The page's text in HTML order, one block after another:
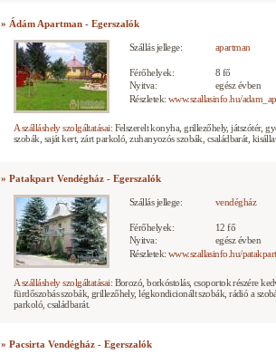
» Ádám Apartman - Egerszalók
Szállás jellege: apartman
Férőhelyek:
8 fő
Nyitva:
egész évben
Részletek: www.szallasinfo.hu/
A szálláshely szolgáltatásai: Felszerelt konyha, grillezőhely, játszótér,
szobák, saját kert, zárt parkoló, zuhanyozós szobák, családbarát,
» Patakpart Vendégház - Egerszalók
Szállás jellege: vendégház
Férőhelyek:
12 fő
Nyitva:
egész évben
Részletek: www.szallasinfo.hu/
A szálláshely szolgáltatásai: Borozó, borkóstolás, csoportok részére
fürdőszobás szobák, grillezőhely, légkondicionált szobák, rádió a
parkoló, családbarát.
» Pacsirta Vendégház - Egerszalók